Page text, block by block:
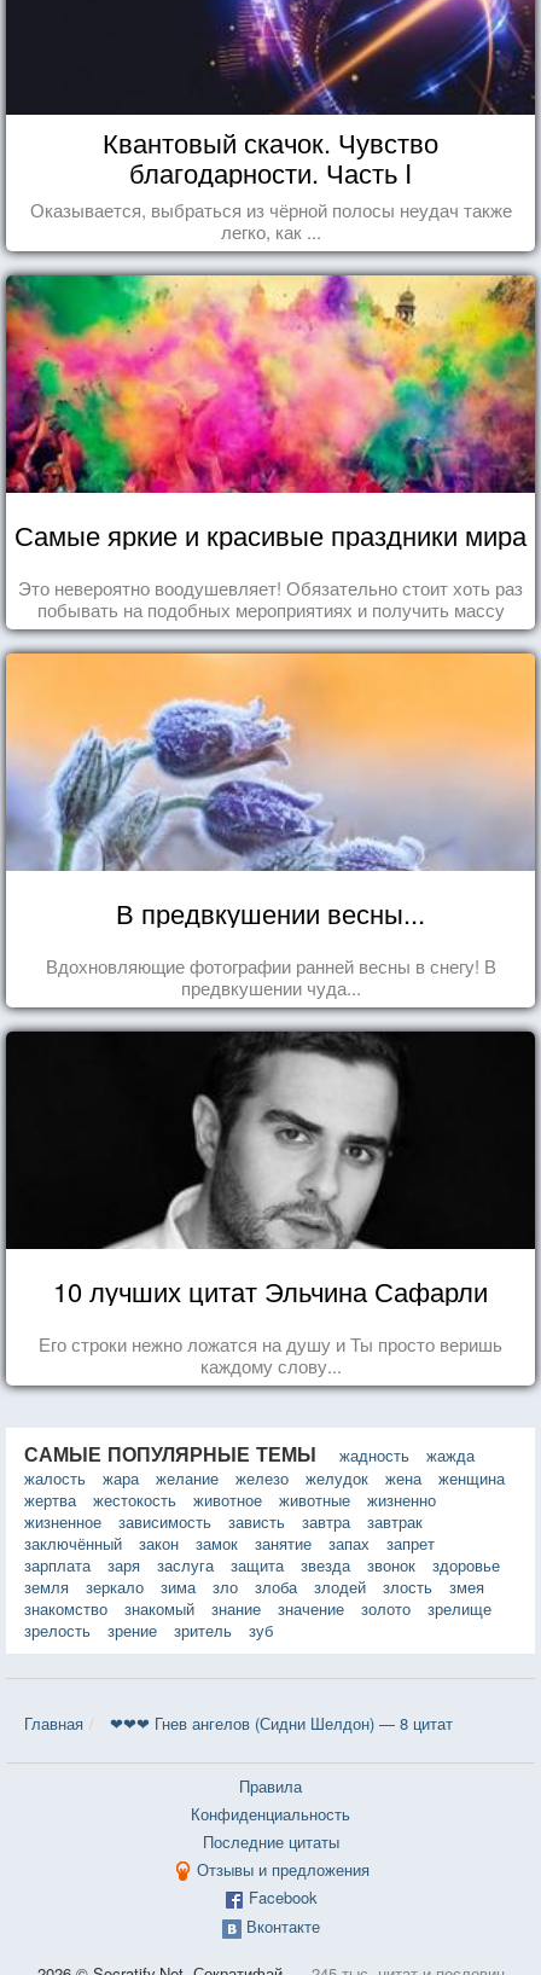
Квантовый скачок. Чувство
благодарности. Часть I
Оказывается, выбраться из чёрной полосы неудач также
легко, как ...
Самые яркие и красивые праздники мира
Это невероятно воодушевляет! Обязательно стоит хоть раз
побывать на подобных мероприятиях и получить массу
впечатлений!
В предвкушении весны...
Вдохновляющие фотографии ранней весны в снегу! В
предвкушении чуда...
10 лучших цитат Эльчина Сафарли
Его строки нежно ложатся на душу и Ты просто веришь
каждому слову...
САМЫЕ ПОПУЛЯРНЫЕ ТЕМЫ жадность
жажда
жалость
жара желание железо желудок жена
женщина
жертва
жестокость животное животные
жизненно
жизненное
зависимость зависть завтра
завтрак
заключённый
закон замок занятие запах
запрет
зарплата
заря заслуга защита звезда звонок
здоровье
земля
зеркало зима зло злоба злодей злость
змея
знакомство
знакомый знание значение золото
зрелище
зрелость
зрение зритель зуб
Главная ❤❤❤ Гнев ангелов (Сидни Шелдон) — 8 цитат
Правила
Конфиденциальность
Последние цитаты
Отзывы и предложения
Facebook
Вконтакте